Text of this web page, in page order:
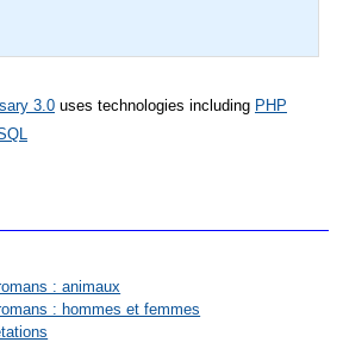
3.0 uses technologies including PHP
: animaux
: hommes et femmes